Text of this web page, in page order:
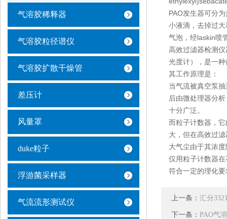
气溶胶稀释器
气溶胶粒径谱仪
气溶胶扩散干燥管
差压计
风量罩
duke粒子
浮游菌采样器
气流流形测试仪
PAO发生器可分
小液滴，去掉过
气泡，经laskin喷
高效过滤器检测
光度计），是一
其工作原理是：
当气流被真空泵
后由微处理器分
十分广泛。
而粒子计数器，
大，但在高效过
大气尘由于其浓
仅用粒子计数器
符合一定的理化
上一条： 汇分
下一条： PAO气